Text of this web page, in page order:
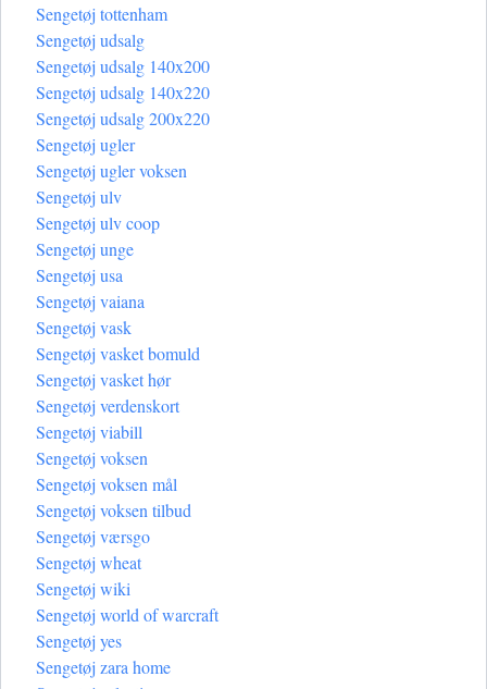
Sengetøj tottenham
Sengetøj udsalg
Sengetøj udsalg 140x200
Sengetøj udsalg 140x220
Sengetøj udsalg 200x220
Sengetøj ugler
Sengetøj ugler voksen
Sengetøj ulv
Sengetøj ulv coop
Sengetøj unge
Sengetøj usa
Sengetøj vaiana
Sengetøj vask
Sengetøj vasket bomuld
Sengetøj vasket hør
Sengetøj verdenskort
Sengetøj viabill
Sengetøj voksen
Sengetøj voksen mål
Sengetøj voksen tilbud
Sengetøj værsgo
Sengetøj wheat
Sengetøj wiki
Sengetøj world of warcraft
Sengetøj yes
Sengetøj zara home